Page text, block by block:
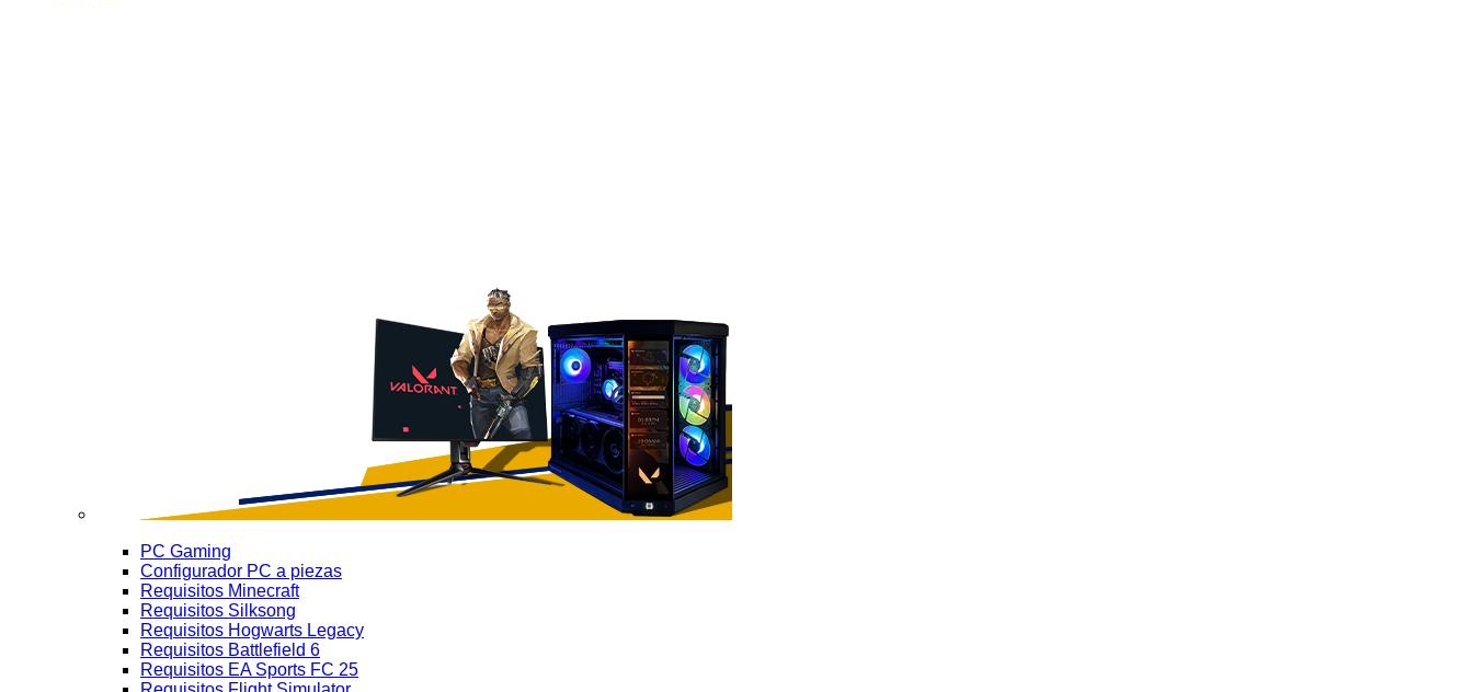
PC Gaming
Configurador PC a piezas
Requisitos Minecraft
Requisitos Silksong
Requisitos Hogwarts Legacy
Requisitos Battlefield 6
Requisitos EA Sports FC 25